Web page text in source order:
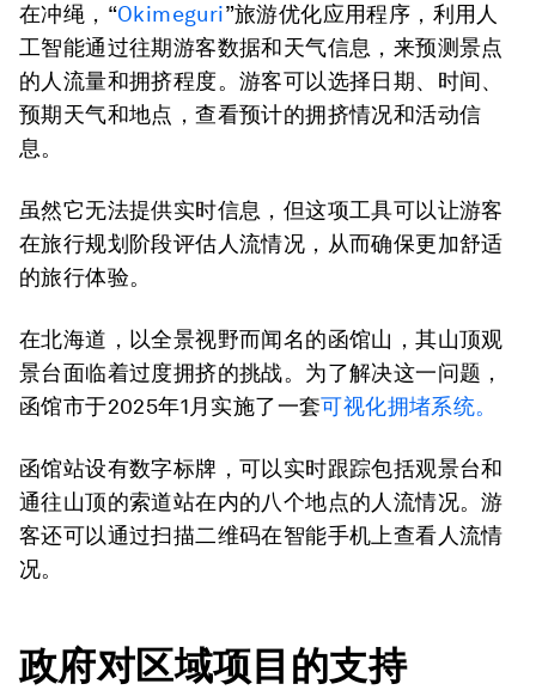
在冲绳，“Okimeguri”旅游优化应用程序，利用人
工智能通过往期游客数据和天气信息，来预测景点
的人流量和拥挤程度。游客可以选择日期、时间、
预期天气和地点，查看预计的拥挤情况和活动信
息。
虽然它无法提供实时信息，但这项工具可以让游客
在旅行规划阶段评估人流情况，从而确保更加舒适
的旅行体验。
在北海道，以全景视野而闻名的函馆山，其山顶观
景台面临着过度拥挤的挑战。为了解决这一问题，
函馆市于2025年1月实施了一套可视化拥堵系统。
函馆站设有数字标牌，可以实时跟踪包括观景台和
通往山顶的索道站在内的八个地点的人流情况。游
客还可以通过扫描二维码在智能手机上查看人流情
况。
政府对区域项目的支持